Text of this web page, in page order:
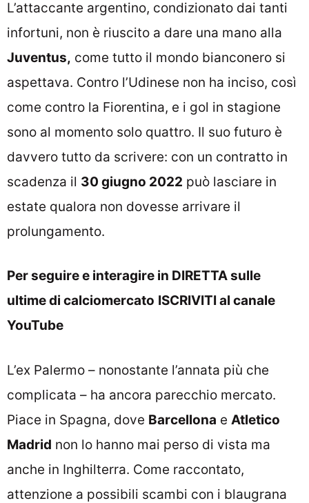
L’attaccante argentino, condizionato dai tanti
infortuni, non è riuscito a dare una mano alla
Juventus, come tutto il mondo bianconero si
aspettava. Contro l’Udinese non ha inciso, così
come contro la Fiorentina, e i gol in stagione
sono al momento solo quattro. Il suo futuro è
davvero tutto da scrivere: con un contratto in
scadenza il 30 giugno 2022 può lasciare in
estate qualora non dovesse arrivare il
prolungamento.
Per seguire e interagire in DIRETTA sulle
ultime di calciomercato ISCRIVITI al canale
YouTube
L’ex Palermo – nonostante l’annata più che
complicata – ha ancora parecchio mercato.
Piace in Spagna, dove Barcellona e Atletico
Madrid non lo hanno mai perso di vista ma
anche in Inghilterra. Come raccontato,
attenzione a possibili scambi con i blaugrana